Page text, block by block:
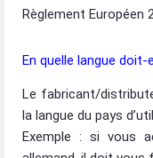
Règlement Européen
En quelle langue
Le fabricant/
la langue du pays
Exemple : si vous